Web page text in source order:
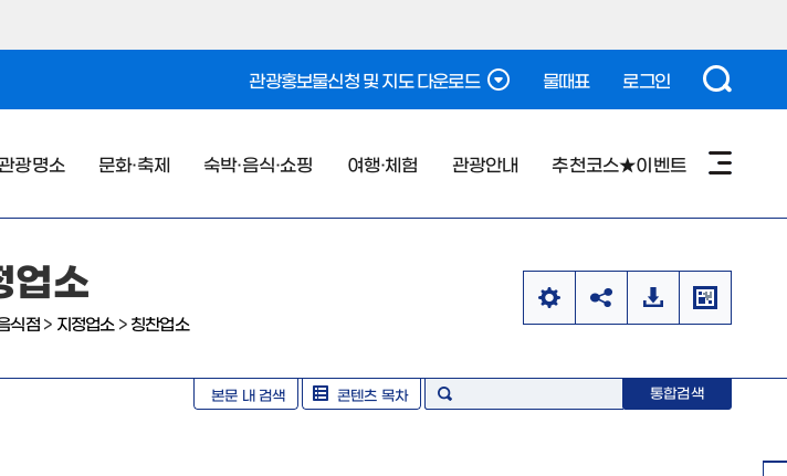
관광홍보물신청 및 지도 다운로드 물때표 로그인
관광명소 문화·축제 숙박·음식·쇼핑 여행·체험 관광안내 추천코스★이벤트
업소
식점> 지정업소 > 칭찬업소
본문 내 검색 콘텐츠 목차 통합검색